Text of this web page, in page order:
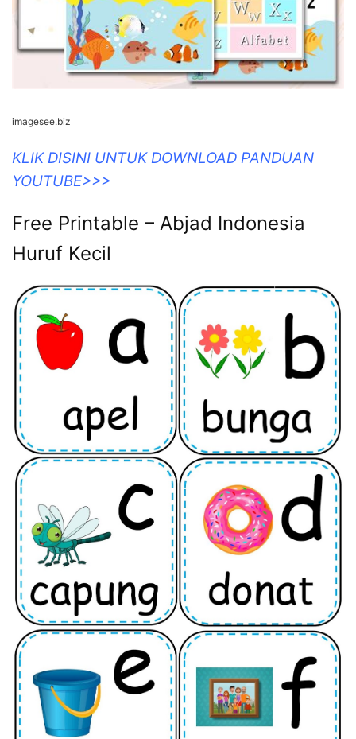
imagesee.biz
KLIK DISINI UNTUK DOWNLOAD PANDUAN
YOUTUBE>>>
Free Printable – Abjad Indonesia
Huruf Kecil